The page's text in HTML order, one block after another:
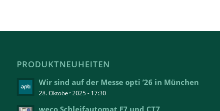
PRODUKTNEUHEITEN
Wir sind auf der Messe opti ’26 in München
28. Oktober 2025 - 17:30
weco Schleifautomat E7 und CT7